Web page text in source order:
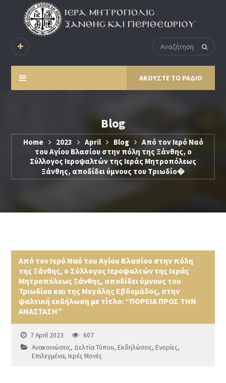
ΑΚΟΥΣΤΕ ΤΟ ΡΑΔΙΟ
Blog
Home 2023 April Blog
Από τον Ιερό Ναό
του Αγίου Βλασίου στην πόλη της Ξάνθης, ο
Σύλλογος Ιεροψαλτών της Ιεράς Μητροπόλεως
Ξάνθης, αποδίδει ύμνους του Τριωδίο�
Από τον Ιερό Ναό του Αγίου Βλασίου στην πόλη
της Ξάνθης, ο Σύλλογος Ιεροψαλτών της Ιεράς
Μητροπόλεως Ξάνθης, αποδίδει ύμνους του
Τριωδίου και της Μεγάλης Εβδομάδος, στην
ψαλτική εκδήλωση με τίτλο: “ΠΟΡΕΙΑ ΠΡΟΣ ΤΗΝ
ΑΝΑΣΤΑΣΗ”
7 April 2023
607
Ανακοινώσεις, Δελτία Τύπου,Εκδηλώσεις,Ενορίες,
Επιλεγμένα,Ιερές Μονές